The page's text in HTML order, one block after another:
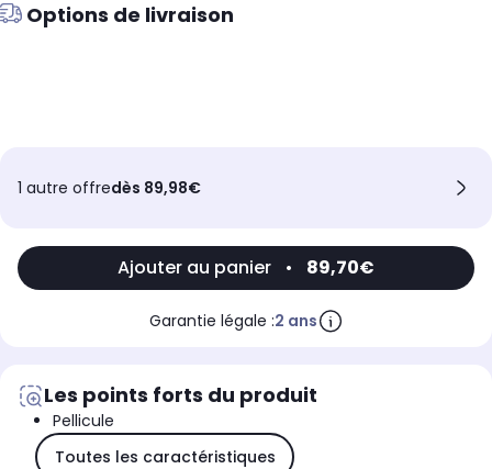
Options de livraison
1 autre offredès 89,98€
Ajouter au panier • 89,70€
Garantie légale :2 ans
Les points forts du produit
Pellicule
Toutes les caractéristiques